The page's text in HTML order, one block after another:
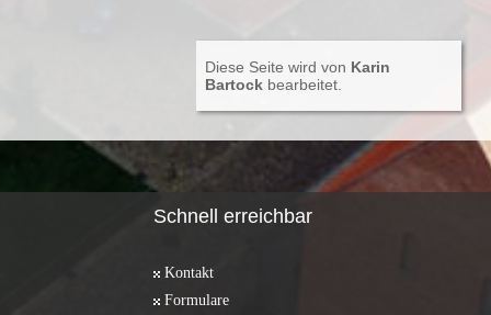
Diese Seite wird von Karin
Bartock bearbeitet.
Schnell erreichbar
Kontakt
Formulare